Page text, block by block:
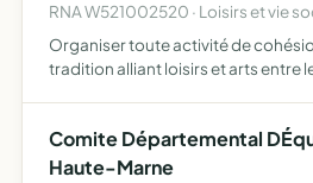
RNA W521002520 · Loisirs et vie
Organiser toute activité de
tradition alliant loisirs et arts entre
Comite Départemental
Haute-Marne